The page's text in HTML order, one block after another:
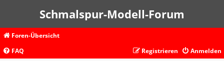
Schmalspur-Modell-Forum
Foren-Übersicht
FAQ
Anmelden
Registrieren